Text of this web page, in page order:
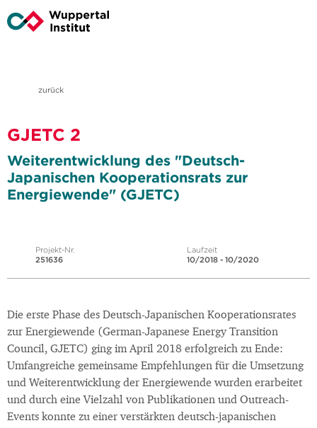
zurück
GJETC 2
Weiterentwicklung des "Deutsch-
Japanischen Kooperationsrats zur
Energiewende" (GJETC)
Projekt-Nr.
251636
Laufzeit
10/2018 - 10/2020
Die erste Phase des Deutsch-Japanischen Kooperationsrates
zur Energiewende (German-Japanese Energy Transition
Council, GJETC) ging im April 2018 erfolgreich zu Ende:
Umfangreiche gemeinsame Empfehlungen für die Umsetzung
und Weiterentwicklung der Energiewende wurden erarbeitet
und durch eine Vielzahl von Publikationen und Outreach-
Events konnte zu einer verstärkten deutsch-japanischen